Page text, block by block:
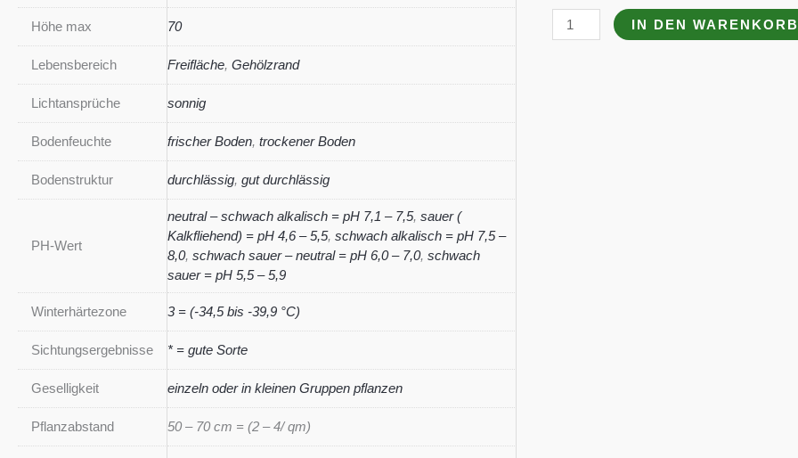
Höhe max 70
Lebensbereich Freifläche, Gehölzrand
Lichtansprüche sonnig
Bodenfeuchte frischer Boden, trockener Boden
Bodenstruktur durchlässig, gut durchlässig
PH-Wert
neutral – schwach alkalisch = pH 7,1 – 7,5, sauer (
Kalkfliehend) = pH 4,6 – 5,5, schwach alkalisch = pH 7,5 –
8,0, schwach sauer – neutral = pH 6,0 – 7,0, schwach
sauer = pH 5,5 – 5,9
Winterhärtezone 3 = (-34,5 bis -39,9 °C)
Sichtungsergebnisse * = gute Sorte
Geselligkeit einzeln oder in kleinen Gruppen pflanzen
Pflanzabstand 50 – 70 cm = (2 – 4/ qm)
Centaurea
dealbata
IN DEN WARENKORB